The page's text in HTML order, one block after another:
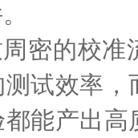
的校准
试效率
能产出